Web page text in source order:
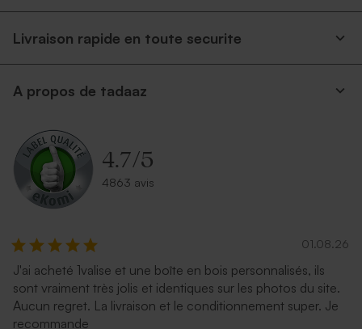
Livraison rapide en toute securite
A propos de tadaaz
4.7/5
4863 avis
01.08.26
J'ai acheté 1valise et une boîte en bois personnalisés, ils
sont vraiment très jolis et identiques sur les photos du site.
Aucun regret. La livraison et le conditionnement super. Je
recommande